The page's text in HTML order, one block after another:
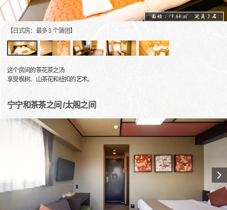
【日式房：最多 3 个蒲团】
这个房间的茶花茶之汤
享受枫树、山茶花和纽扣的艺术。
宁宁和茶茶之间 /太阁之间